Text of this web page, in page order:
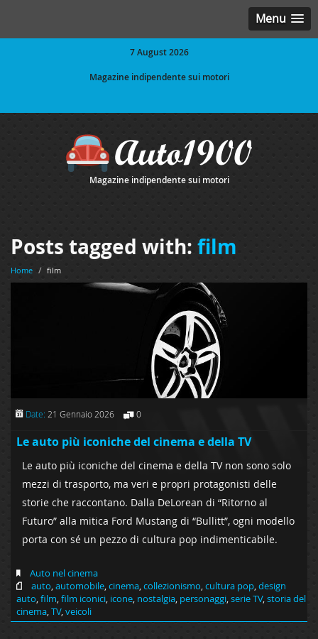
Menu
7 August 2026
Magazine indipendente sui motori
Magazine indipendente sui motori
Posts tagged with: film
Home / film
Date: 21 Gennaio 2026 0
Le auto più iconiche del cinema e della TV
Le auto più iconiche del cinema e della TV non sono solo
mezzi di trasporto, ma veri e propri protagonisti delle
storie che raccontano. Dalla DeLorean di “Ritorno al
Futuro” alla mitica Ford Mustang di “Bullitt”, ogni modello
porta con sé un pezzo di cultura pop indimenticabile.
Auto nel cinema
auto,automobile,cinema,collezionismo,cultura pop,design
auto,film,film iconici, icone, nostalgia, personaggi,serie TV,storia del
cinema,TV,veicoli